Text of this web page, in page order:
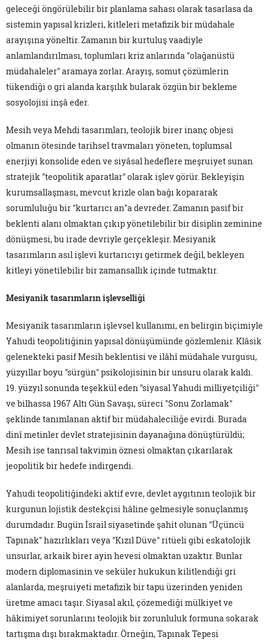
geleceği öngörülebilir bir planlama sahası olarak tasarlasa da
sistemin yapısal krizleri, kitleleri metafizik bir müdahale
arayışına yöneltir. Zamanın bir kurtuluş vaadiyle
anlamlandırılması, toplumları kriz anlarında "olağanüstü
müdahaleler" aramaya zorlar. Arayış, somut çözümlerin
tükendiği o gri alanda karşılık bularak özgün bir bekleme
sosyolojisi inşâ eder.
Mesih veya Mehdi tasarımları, teolojik birer inanç objesi
olmanın ötesinde tarihsel travmaları yöneten, toplumsal
enerjiyi konsolide eden ve siyâsal hedeflere meşruiyet sunan
stratejik "teopolitik aparatlar" olarak işlev görür. Bekleyişin
kurumsallaşması, mevcut krizle olan bağı kopararak
sorumluluğu bir "kurtarıcı an"a devreder. Zamanın pasif bir
beklenti alanı olmaktan çıkıp yönetilebilir bir disiplin zeminine
dönüşmesi, bu irade devriyle gerçekleşir. Mesiyanik
tasarımların asıl işlevi kurtarıcıyı getirmek değil, bekleyen
kitleyi yönetilebilir bir zamansallık içinde tutmaktır.
Mesiyanik tasarımların işlevselliği
Mesiyanik tasarımların işlevsel kullanımı, en belirgin biçimiyle
Yahudi teopolitiğinin yapısal dönüşümünde gözlemlenir. Klâsik
gelenekteki pasif Mesih beklentisi ve ilâhî müdahale vurgusu,
yüzyıllar boyu "sürgün" psikolojisinin bir unsuru olarak kaldı.
19. yüzyıl sonunda teşekkül eden "siyasal Yahudi milliyetçiliği"
ve bilhassa 1967 Altı Gün Savaşı, süreci "Sonu Zorlamak"
şeklinde tanımlanan aktif bir müdahaleciliğe evirdi. Burada
dinî metinler devlet stratejisinin dayanağına dönüştürüldü;
Mesih ise tanrısal takvimin öznesi olmaktan çıkarılarak
jeopolitik bir hedefe indirgendi.
Yahudi teopolitiğindeki aktif evre, devlet aygıtının teolojik bir
kurgunun lojistik destekçisi hâline gelmesiyle sonuçlanmış
durumdadır. Bugün İsrail siyasetinde şahit olunan "Üçüncü
Tapınak" hazırlıkları veya "Kızıl Düve" ritüeli gibi eskatolojik
unsurlar, arkaik birer ayin hevesi olmaktan uzaktır. Bunlar
modern diplomasinin ve seküler hukukun kilitlendiği gri
alanlarda, meşruiyeti metafizik bir tapu üzerinden yeniden
üretme amacı taşır. Siyasal akıl, çözemediği mülkiyet ve
hâkimiyet sorunlarını teolojik bir zorunluluk formuna sokarak
tartışma dışı bırakmaktadır. Örneğin, Tapınak Tepesi